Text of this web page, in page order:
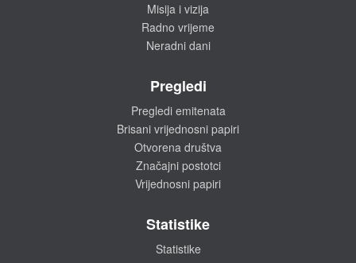
Misija i vizija
Radno vrijeme
Neradni dani
Pregledi
Pregledi emitenata
Brisani vrijednosni papiri
Otvorena društva
Značajni postotci
Vrijednosni papiri
Statistike
Statistike